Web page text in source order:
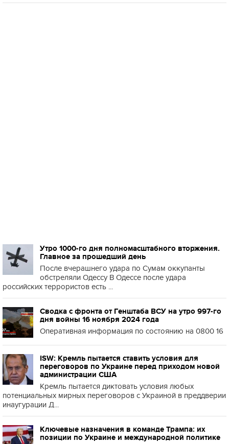
Утро 1000-го дня полномасштабного вторжения.
Главное за прошедший день
После вчерашнего удара по Сумам оккупанты
обстреляли Одессу В Одессе после удара
российских террористов есть ...
Сводка с фронта от Генштаба ВСУ на утро 997-го
дня войны 16 ноября 2024 года
Оперативная информация по состоянию на 0800 16
ISW: Кремль пытается ставить условия для
переговоров по Украине перед приходом новой
администрации США
Кремль пытается диктовать условия любых
потенциальных мирных переговоров с Украиной в преддверии
инаугурации Д...
Ключевые назначения в команде Трампа: их
позиции по Украине и международной политике